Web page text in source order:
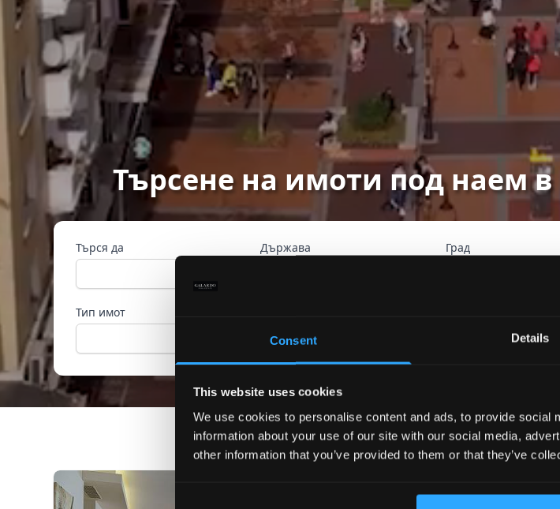
Consent Details
This website uses cookies
We use cookies to personalise content and ads, to provide
information about your use of our site with our social media,
other information that you’ve provided to them or that they’ve
Търсене на имоти под наем
Търся да Държава Град
Тип имот
Търсене
Най-нови Цена (възходящо) Цена